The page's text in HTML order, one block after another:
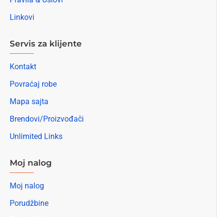
Linkovi
Servis za klijente
Kontakt
Povraćaj robe
Mapa sajta
Brendovi/Proizvođači
Unlimited Links
Moj nalog
Moj nalog
Porudžbine